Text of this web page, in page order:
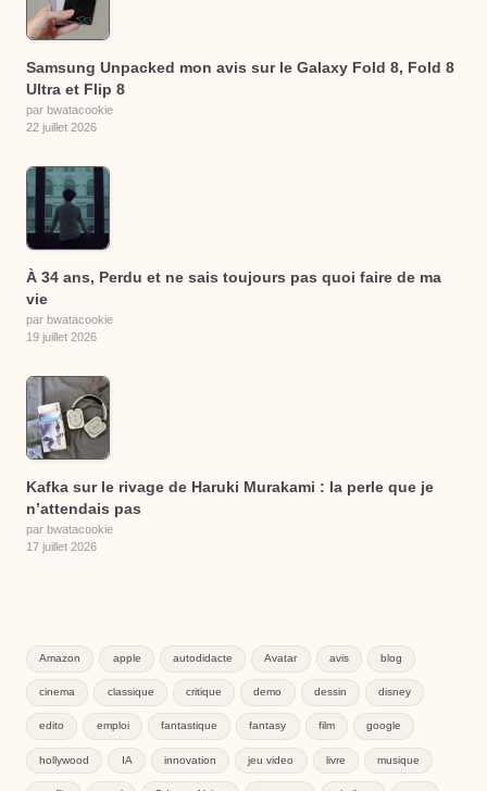
Samsung Unpacked mon avis sur le Galaxy Fold 8, Fold 8
Ultra et Flip 8
par bwatacookie
22 juillet 2026
À 34 ans, Perdu et ne sais toujours pas quoi faire de ma
vie
par bwatacookie
19 juillet 2026
Kafka sur le rivage de Haruki Murakami : la perle que je
n’attendais pas
par bwatacookie
17 juillet 2026
Amazon apple autodidacte Avatar avis blog
cinema classique critique demo dessin disney
edito emploi fantastique fantasy film google
hollywood IA innovation jeu video livre musique